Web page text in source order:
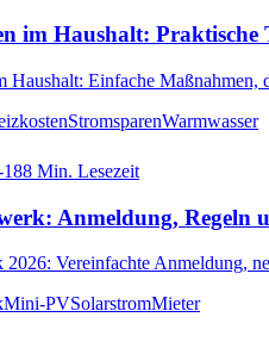
im Haushalt: Praktische
Haushalt: Einfache
StromsparenWarmwasser
188 Min. Lesezeit
Anmeldung, Regeln
Vereinfachte Anmeldung,
Mini-PVSolarstromMieter